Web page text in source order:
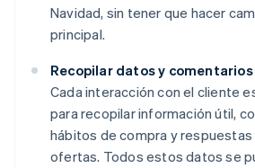
Navidad, sin tener que hacer
principal.
Recopilar datos y
Cada interacción con el cliente
para recopilar información útil,
hábitos de compra y
ofertas. Todos estos datos se